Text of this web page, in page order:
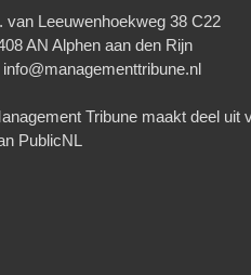
van Leeuwenhoekweg 38 C22
AN Alphen aan den Rijn
info@managementtribune.nl
Tribune maakt deel uit
PublicNL